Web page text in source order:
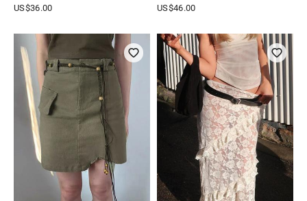
US$36.00 US$46.00